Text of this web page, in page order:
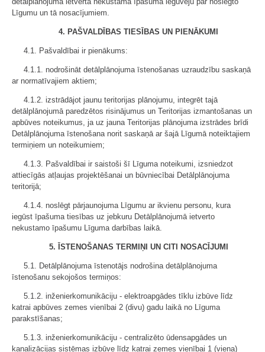
Līgumu un tā nosacījumiem.
4. PAŠVALDĪBAS TIESĪBAS UN PIENĀKUMI
4.1. Pašvaldībai ir pienākums:
4.1.1. nodrošināt detālplānojuma īstenošanas uzraudzību saskaņā
ar normatīvajiem aktiem;
4.1.2. izstrādājot jaunu teritorijas plānojumu, integrēt tajā
detālplānojumā paredzētos risinājumus un Teritorijas izmantošanas un
apbūves noteikumus, ja uz jauna Teritorijas plānojuma izstrādes brīdi
Detālplānojuma īstenošana norit saskaņā ar šajā Līgumā noteiktajiem
termiņiem un noteikumiem;
4.1.3. Pašvaldībai ir saistoši šī Līguma noteikumi, izsniedzot
attiecīgās atļaujas projektēšanai un būvniecībai Detālplānojuma
teritorijā;
4.1.4. noslēgt pārjaunojuma Līgumu ar ikvienu personu, kura
iegūst īpašuma tiesības uz jebkuru Detālplānojumā ietverto
nekustamo īpašumu Līguma darbības laikā.
5. ĪSTENOŠANAS TERMIŅI UN CITI NOSACĪJUMI
5.1. Detālplānojuma īstenotājs nodrošina detālplānojuma
īstenošanu sekojošos termiņos:
5.1.2. inženierkomunikāciju - elektroapgādes tīklu izbūve līdz
katrai apbūves zemes vienībai 2 (divu) gadu laikā no Līguma
parakstīšanas;
5.1.3. inženierkomunikāciju - centralizēto ūdensapgādes un
kanalizācijas sistēmas izbūve līdz katrai zemes vienībai 1 (viena)